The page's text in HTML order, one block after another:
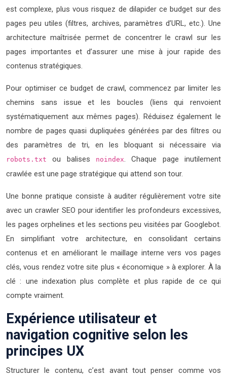
est complexe, plus vous risquez de dilapider ce budget sur des
pages peu utiles (filtres, archives, paramètres d’URL, etc.). Une
architecture maîtrisée permet de concentrer le crawl sur les
pages importantes et d’assurer une mise à jour rapide des
contenus stratégiques.
Pour optimiser ce budget de crawl, commencez par limiter les
chemins sans issue et les boucles (liens qui renvoient
systématiquement aux mêmes pages). Réduisez également le
nombre de pages quasi dupliquées générées par des filtres ou
des paramètres de tri, en les bloquant si nécessaire via
robots.txt ou balises noindex. Chaque page inutilement
crawlée est une page stratégique qui attend son tour.
Une bonne pratique consiste à auditer régulièrement votre site
avec un crawler SEO pour identifier les profondeurs excessives,
les pages orphelines et les sections peu visitées par Googlebot.
En simplifiant votre architecture, en consolidant certains
contenus et en améliorant le maillage interne vers vos pages
clés, vous rendez votre site plus « économique » à explorer. À la
clé : une indexation plus complète et plus rapide de ce qui
compte vraiment.
Expérience utilisateur et
navigation cognitive selon les
principes UX
Structurer le contenu, c’est avant tout penser comme vos